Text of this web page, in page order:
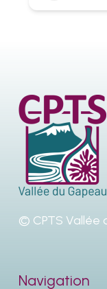
© CPTS Vallée
Navigation